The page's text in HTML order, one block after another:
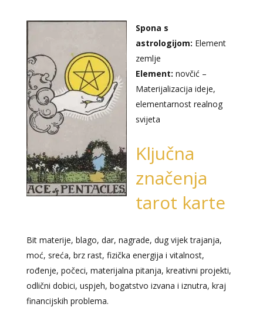
Spona s
astrologijom: Element
zemlje
Element: novčić –
Materijalizacija ideje,
elementarnost realnog
svijeta
Ključna
značenja
tarot karte
Bit materije, blago, dar, nagrade, dug vijek trajanja,
moć, sreća, brz rast, fizička energija i vitalnost,
rođenje, počeci, materijalna pitanja, kreativni projekti,
odlični dobici, uspjeh, bogatstvo izvana i iznutra, kraj
financijskih problema.